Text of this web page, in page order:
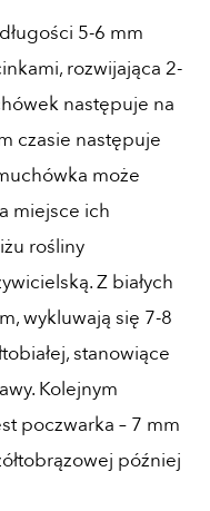
5-6 mm
rozwijająca 2-
następuje na
czasie następuje
może
miejsce ich
rośliny
Z białych
wykluwają się 7-8
stanowiące
Kolejnym
poczwarka – 7 mm
później